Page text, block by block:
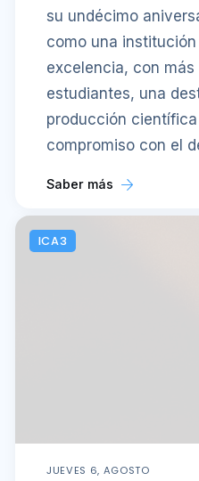
su undécimo
como una
excelencia, con más
estudiantes, una
producción
compromiso con el
Saber más
ICA3
JUEVES 6, AGOSTO